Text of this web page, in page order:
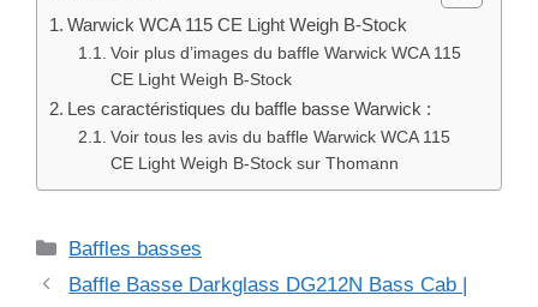
Warwick WCA 115 CE Light Weigh B-Stock
Voir plus d’images du baffle Warwick WCA 115
CE Light Weigh B-Stock
Les caractéristiques du baffle basse Warwick :
Voir tous les avis du baffle Warwick WCA 115
CE Light Weigh B-Stock sur Thomann
Catégories
Baffles basses
Baffle Basse Darkglass DG212N Bass Cab |